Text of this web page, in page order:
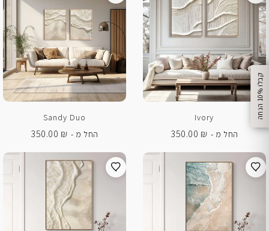
ק
ב
ל
ו
1
0
%
ה
נ
ח
ה
Ivory
החל מ -
350.00 ₪
Sandy Duo
החל מ -
350.00 ₪